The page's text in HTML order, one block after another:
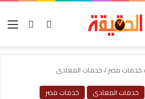
بحث عنتسجيل
خدمات مصر/خدمات المعادى
خدمات المعادى خدمات مصر